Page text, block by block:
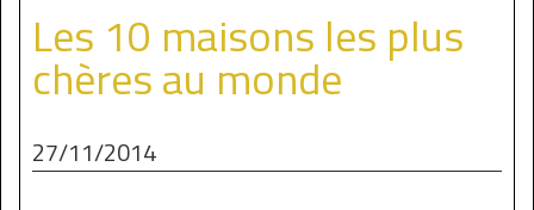
Les 10 maisons les plus
chères au monde
27/11/2014